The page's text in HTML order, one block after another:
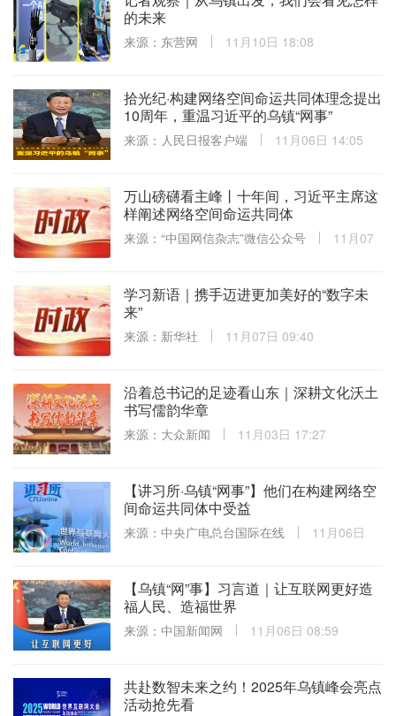
的未来
来源：东营网 11月10日 18:08
拾光纪·构建网络空间命运共同体理念提出
10周年，重温习近平的乌镇“网事”
来源：人民日报客户端 11月06日 14:05
万山磅礴看主峰丨十年间，习近平主席这
样阐述网络空间命运共同体
来源：“中国网信杂志”微信公众号 11月07
学习新语｜携手迈进更加美好的“数字未
来”
来源：新华社 11月07日 09:40
沿着总书记的足迹看山东｜深耕文化沃土
书写儒韵华章
来源：大众新闻 11月03日 17:27
【讲习所·乌镇“网事”】他们在构建网络空
间命运共同体中受益
来源：中央广电总台国际在线 11月06日
【乌镇“网”事】习言道｜让互联网更好造
福人民、造福世界
来源：中国新闻网 11月06日 08:59
共赴数智未来之约！2025年乌镇峰会亮点
活动抢先看